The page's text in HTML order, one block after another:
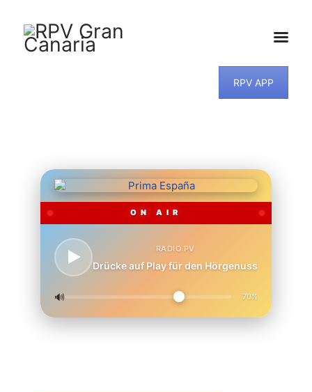
RPV APP
ON AIR
RADIO PV
Drücke auf Play für den Hörgenuss
🔊 70%
MUSIKWUNSCH